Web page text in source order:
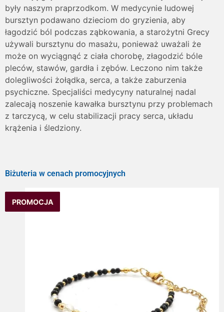
były naszym praprzodkom. W medycynie ludowej
bursztyn podawano dzieciom do gryzienia, aby
łagodzić ból podczas ząbkowania, a starożytni Grecy
używali bursztynu do masażu, ponieważ uważali że
może on wyciągnąć z ciała chorobę, złagodzić bóle
pleców, stawów, gardła i zębów. Leczono nim także
dolegliwości żołądka, serca, a także zaburzenia
psychiczne. Specjaliści medycyny naturalnej nadal
zalecają noszenie kawałka bursztynu przy problemach
z tarczycą, w celu stabilizacji pracy serca, układu
krążenia i śledziony.
Biżuteria w cenach promocyjnych
PROMOCJA
PROMOCJA
PROMOCJA
PROMOCJA